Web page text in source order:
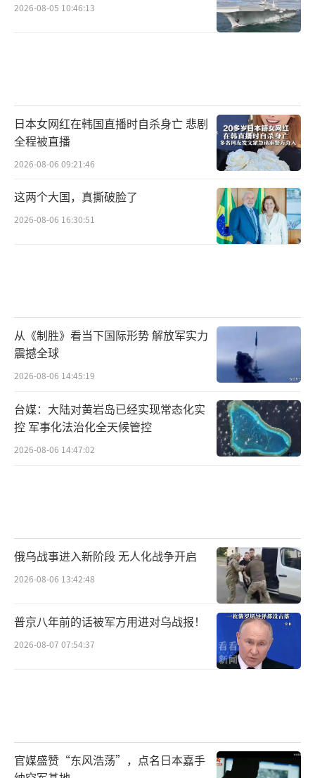
限制，放松对时速不超过800公里的武装无人机
美国工业，妨碍美方强化海外威慑能力。五角
大楼高官在接受采访时抱怨称，美国已经在无
人机领域取得了长足的进步，然而与此同时，
售同类产品，这表明美国必须调整有关的政策
标准。部分支持修改条款的美方官员甚至直
言，美国签署MTCR协议的本意，并不是为了专
后果”，涉及一些属于美军最致命武器的无人
机，削弱了“国际上对致命无人机的出口控
制”。美国智库史汀生中心武器专家蕾切尔·
斯托尔指出，放松武装无人机出口管控的决
定，将经济利益置于美国国家安全和外交政策
之上，是“特朗普政府短视决定的又一例
证”。（责任编辑：于浩淙 zx0176）
2026-08-05 10:46:13
日本女网红在韩国直播时自杀身亡 悲剧
全程被直播
2026-08-06 09:21:46
这两个大国，真撕破脸了
2026-08-06 16:30:51
从《制胜》看当下国际形势 解放军实力
震撼全球
2026-08-06 14:45:19
台媒：大陆对黄岩岛已经实现常态化实
控 军事化法治化全天候管控
2026-08-06 14:47:02
俄乌战事进入新阶段 无人化战争开启
2026-08-06 13:42:48
普京八年前的话被军方用进对乌战报！
2026-08-07 07:54:37
官媒盛赞“东风浩荡”，点名日本嘉手